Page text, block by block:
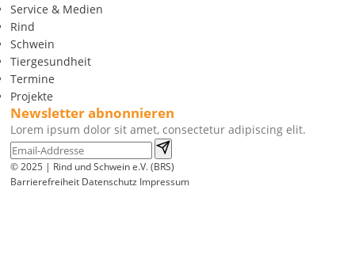
Service & Medien
Rind
Schwein
Tiergesundheit
Termine
Projekte
Newsletter abnonnieren
Lorem ipsum dolor sit amet, consectetur adipiscing elit.
© 2025 | Rind und Schwein e.V. (BRS)
Barrierefreiheit Datenschutz Impressum